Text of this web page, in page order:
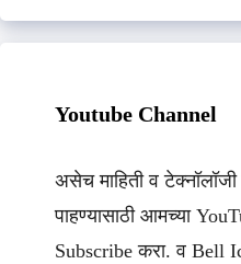
Youtube Channel
असेच माहिती व
पाहण्यासाठी आमच्या
Subscribe करा. व Bell